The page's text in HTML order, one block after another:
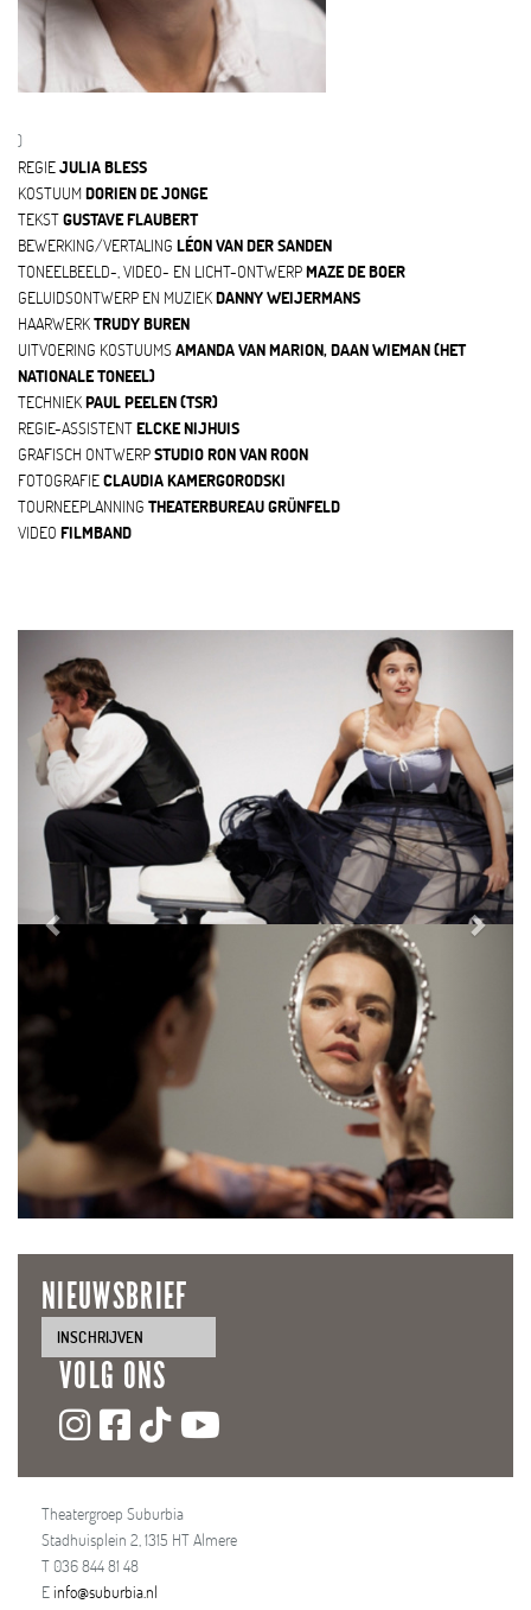
)
REGIEJULIA BLESS
KOSTUUMDORIEN DE JONGE
TEKSTGUSTAVE FLAUBERT
BEWERKING/VERTALING LÉON VAN DER SANDEN
TONEELBEELD-, VIDEO- EN LICHT-ONTWERPMAZE DE BOER
GELUIDSONTWERP EN MUZIEKDANNY WEIJERMANS
HAARWERKTRUDY BUREN
UITVOERING KOSTUUMSAMANDA VAN MARION, DAAN WIEMAN (HET
NATIONALE TONEEL)
TECHNIEKPAUL PEELEN (TSR)
REGIE-ASSISTENTELCKE NIJHUIS
GRAFISCH ONTWERPSTUDIO RON VAN ROON
FOTOGRAFIECLAUDIA KAMERGORODSKI
TOURNEEPLANNING THEATERBUREAU GRÜNFELD
VIDEO FILMBAND
NIEUWSBRIEF
INSCHRIJVEN
VOLG ONS
Theatergroep Suburbia
Stadhuisplein 2, 1315 HT Almere
T 036 844 81 48
Einfo@suburbia.nl